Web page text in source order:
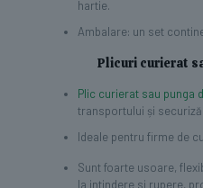
hartie.
Ambalare: un set
Plicuri curierat
Plic curierat sau punga
transportului și
Ideale pentru firme de
Sunt foarte usoare,
la intindere si rupere,